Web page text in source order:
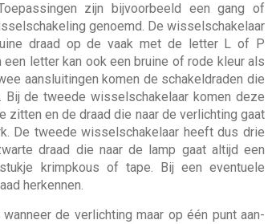
zijn bijvoorbeeld een gang of
genoemd. De wisselschakelaar
draad op de vaak met de letter L of P
letter kan ook een bruine of rode kleur als
aansluitingen komen de schakeldraden die
de tweede wisselschakelaar komen deze
zitten en de draad die naar de verlichting gaat
De tweede wisselschakelaar heeft dus drie
draad die naar de lamp gaat altijd een
krimpkous of tape. Bij een eventuele
herkennen.
de verlichting maar op één punt aan-